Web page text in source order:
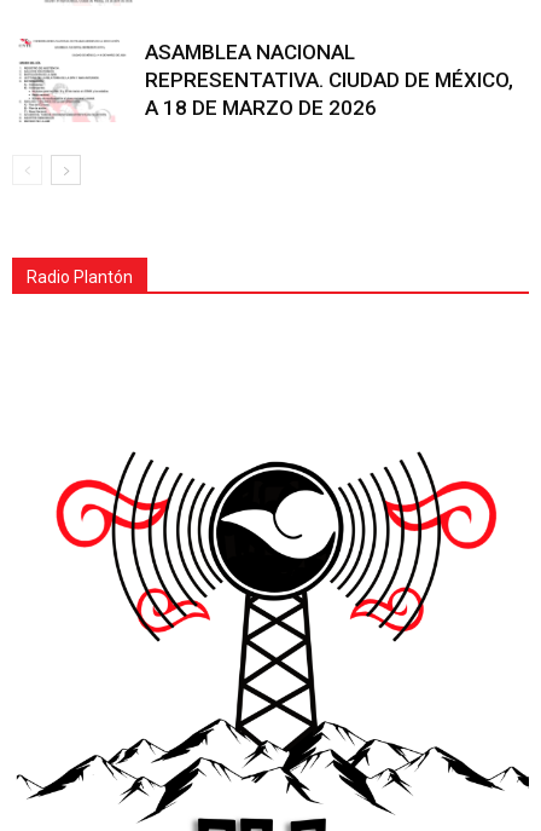
ASAMBLEA NACIONAL
REPRESENTATIVA. CIUDAD DE MÉXICO,
A 18 DE MARZO DE 2026
Radio Plantón